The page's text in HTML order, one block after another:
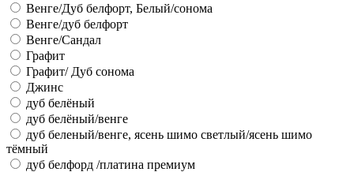
Венге/Дуб белфорт, Белый/сонома
Венге/дуб белфорт
Венге/Сандал
Графит
Графит/ Дуб сонома
Джинс
дуб белёный
дуб белёный/венге
дуб беленый/венге, ясень шимо светлый/ясень шимо
тёмный
дуб белфорд /платина премиум